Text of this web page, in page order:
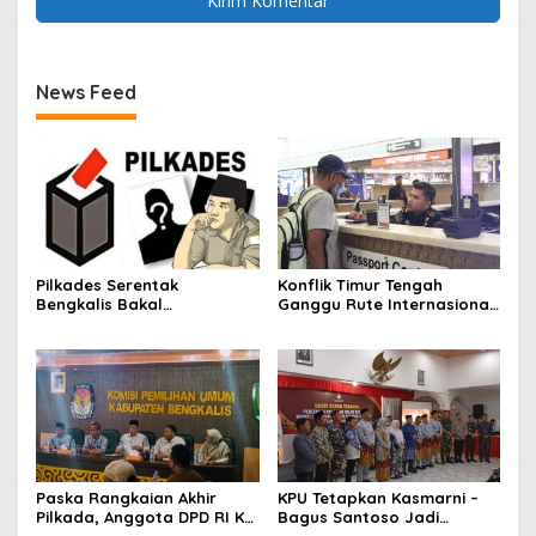
News Feed
Pilkades Serentak
Bengkalis Bakal
Konflik Timur Tengah
Ganggu Rute Internasional,
Paska Rangkaian Akhir
Pilkada, Anggota DPD RI KH
KPU Tetapkan Kasmarni –
Bagus Santoso Jadi